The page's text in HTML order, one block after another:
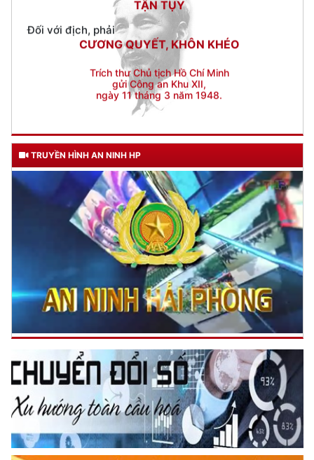
Trích thư Chủ tịch Hồ Chí Minh
gửi Công an Khu XII,
ngày 11 tháng 3 năm 1948.
TRUYỀN HÌNH AN NINH HP